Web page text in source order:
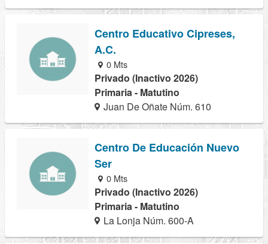
Centro Educativo Cipreses,
A.C.
0 Mts
Privado (Inactivo 2026)
Primaria - Matutino
Juan De Oñate Núm. 610
Centro De Educación Nuevo
Ser
0 Mts
Privado (Inactivo 2026)
Primaria - Matutino
La Lonja Núm. 600-A